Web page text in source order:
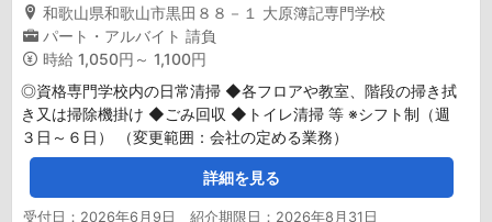
和歌山県和歌山市黒田８８－１ 大原簿記専門学校
パート・アルバイト 請負
時給 1,050円～ 1,100円
◎資格専門学校内の日常清掃 ◆各フロアや教室、階段の掃き拭
き又は掃除機掛け ◆ごみ回収 ◆トイレ清掃 等 ※シフト制（週
３日～６日） （変更範囲：会社の定める業務）
詳細を見る
受付日：2026年6月9日 紹介期限日：2026年8月31日